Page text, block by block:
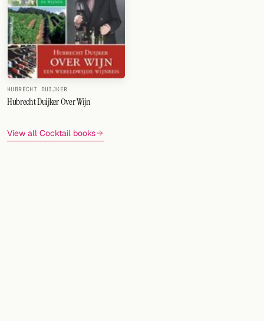
HUBRECHT DUIJKER
Hubrecht Duijker Over Wijn
View all Cocktail books